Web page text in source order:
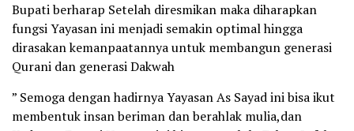
Bupati berharap Setelah diresmikan maka diharapkan
fungsi Yayasan ini menjadi semakin optimal hingga
dirasakan kemanpaatannya untuk membangun generasi
Qurani dan generasi Dakwah
” Semoga dengan hadirnya Yayasan As Sayad ini bisa ikut
membentuk insan beriman dan berahlak mulia,dan